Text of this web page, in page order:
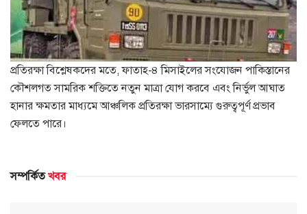
প্রতিরক্ষা বিশ্লেষকদের মতে, ফাতাহ-৪ মিসাইলের সংযোজন পাকিস্তানের
কৌশলগত সামরিক শক্তিতে নতুন মাত্রা যোগ করবে এবং নির্ভুল আঘাত
হানার ক্ষমতার মাধ্যমে আঞ্চলিক প্রতিরক্ষা ভারসাম্যে গুরুত্বপূর্ণ প্রভাব
ফেলতে পারে।
সম্পর্কিতখবর